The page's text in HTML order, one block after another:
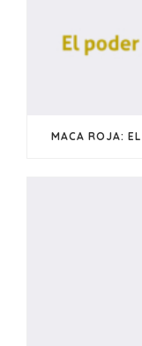
MACA ROJA: